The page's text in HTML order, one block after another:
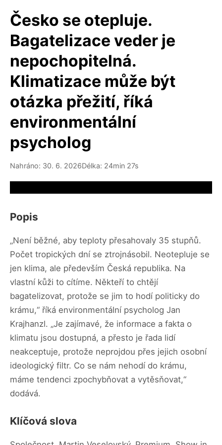
Česko se otepluje.
Bagatelizace veder je
nepochopitelná.
Klimatizace může být
otázka přežití, říká
environmentální
psycholog
Nahráno: 30. 6. 2026Délka: 24min 27s
Popis
„Není běžné, aby teploty přesahovaly 35 stupňů.
Počet tropických dní se ztrojnásobil. Neotepluje se
jen klima, ale především Česká republika. Na
vlastní kůži to cítíme. Někteří to chtějí
bagatelizovat, protože se jim to hodí politicky do
krámu,“ říká environmentální psycholog Jan
Krajhanzl. „Je zajímavé, že informace a fakta o
klimatu jsou dostupná, a přesto je řada lidí
neakceptuje, protože neprojdou přes jejich osobní
ideologický filtr. Co se nám nehodí do krámu,
máme tendenci zpochybňovat a vytěsňovat,“
dodává.
Klíčová slova